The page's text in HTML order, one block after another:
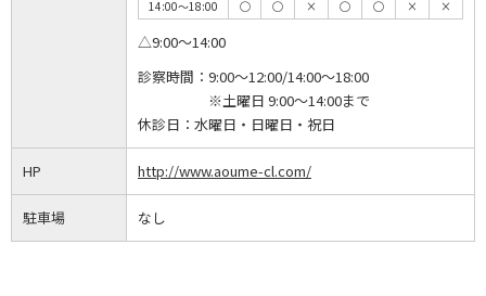
14:00～18:00
◯ ◯ × ◯ ◯ × ×
△9:00～14:00
診察時間： 9:00～12:00/14:00～18:00
※土曜日 9:00～14:00まで
休診日： 水曜日・日曜日・祝日
HP http://www.aoume-cl.com/
駐車場 なし